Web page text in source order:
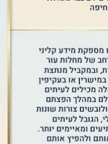
במקרה של פגיעה במצע
ואפילו כלק
במקרים מסוימים
מקומיים נפוצים נוספים
שטיפול בפוטותרפי